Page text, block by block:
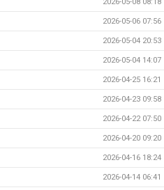
2026-05-06 07:56
2026-05-04 20:53
2026-05-04 14:07
2026-04-25 16:21
2026-04-23 09:58
2026-04-22 07:50
2026-04-20 09:20
2026-04-16 18:24
2026-04-14 06:41